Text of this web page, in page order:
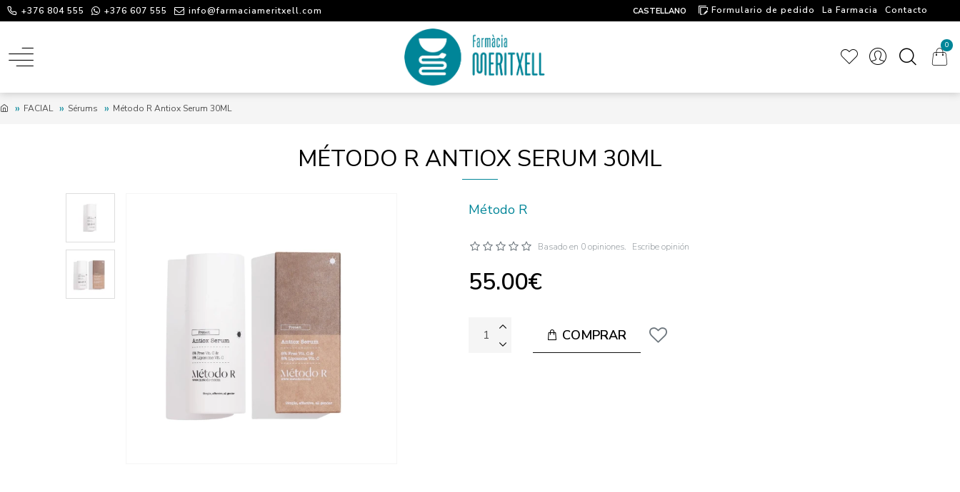
+376 804 555 +376 607 555 info@farmaciameritxell.com CASTELLANO Formulario de pedido La Farmacia
Contacto
0
FACIAL Sérums Método R Antiox Serum 30ML
MÉTODO R ANTIOX SERUM 30ML
Método R
Basado en 0 opiniones. Escribe opinión
55.00€
COMPRAR